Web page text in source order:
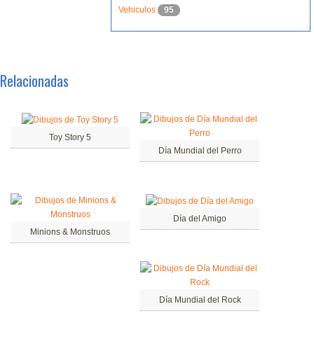
Vehiculos 95
Relacionadas
Toy Story 5
Día Mundial del Perro
Minions & Monstruos
Día del Amigo
Día Mundial del Rock